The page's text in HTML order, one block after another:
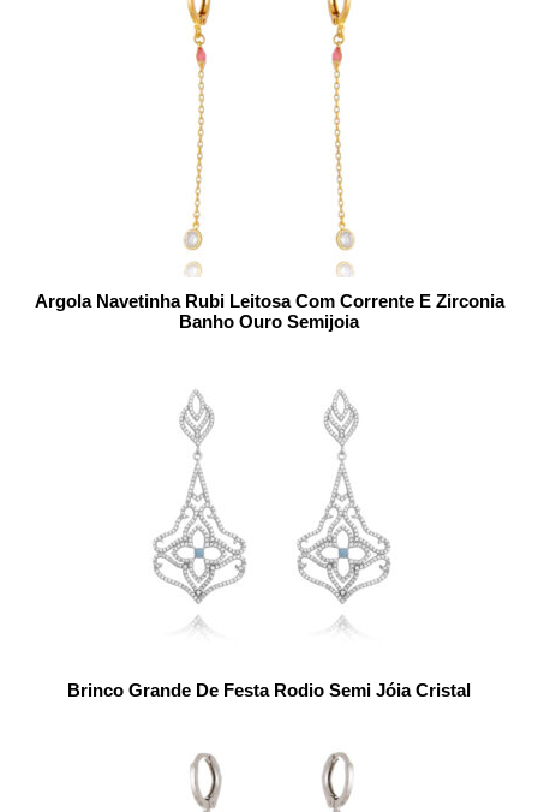
Argola Navetinha Rubi Leitosa Com Corrente E Zirconia
Banho Ouro Semijoia
Brinco Grande De Festa Rodio Semi Jóia Cristal